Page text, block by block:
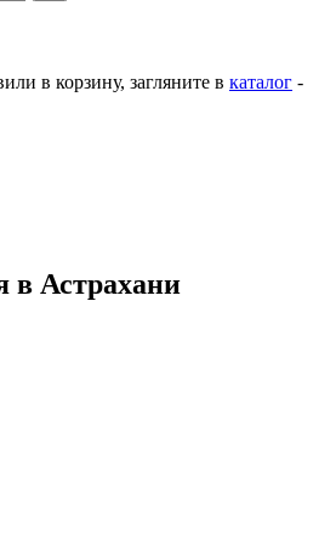
в корзину, загляните в каталог -
в Астрахани